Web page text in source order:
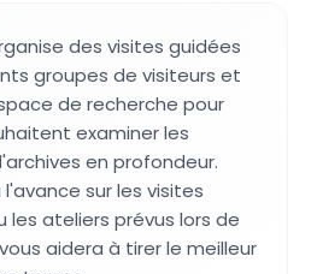
des visites guidées
groupes de visiteurs et
de recherche pour
examiner les
en profondeur.
sur les visites
les ateliers prévus lors de
aidera à tirer le meilleur